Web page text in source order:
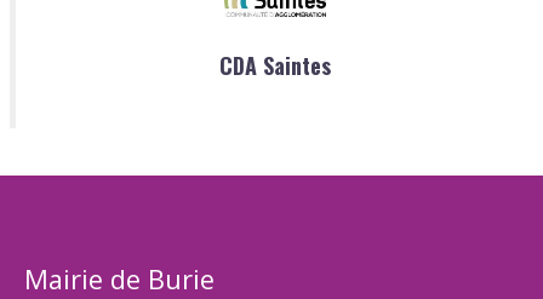
CDA Saintes
Mairie de Burie